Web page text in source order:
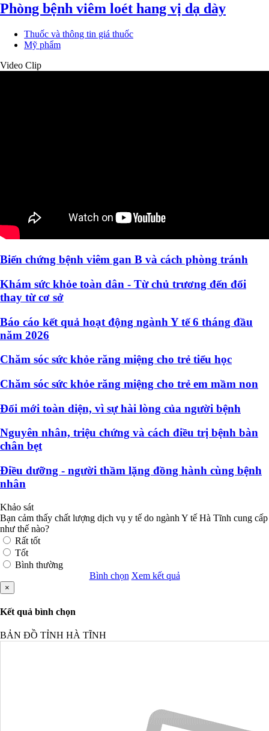
Phòng bệnh viêm loét hang vị dạ dày
Thuốc và thông tin giá thuốc
Mỹ phẩm
Video Clip
Biến chứng bệnh viêm gan B và cách phòng tránh
Khám sức khỏe toàn dân - Từ chủ trương đến đổi
thay từ cơ sở
Báo cáo kết quả hoạt động ngành Y tế 6 tháng đầu
năm 2026
Chăm sóc sức khỏe răng miệng cho trẻ tiểu học
Chăm sóc sức khỏe răng miệng cho trẻ em mầm non
Đổi mới toàn diện, vì sự hài lòng của người bệnh
Nguyên nhân, triệu chứng và cách điều trị bệnh bàn
chân bẹt
Điều dưỡng - người thầm lặng đồng hành cùng bệnh
nhân
Khảo sát
Bạn cảm thấy chất lượng dịch vụ y tế do ngành Y tế Hà Tĩnh cung cấp
như thế nào?
Rất tốt
Tốt
Bình thường
Bình chọn Xem kết quả
×
Kết quả bình chọn
BẢN ĐỒ TỈNH HÀ TĨNH